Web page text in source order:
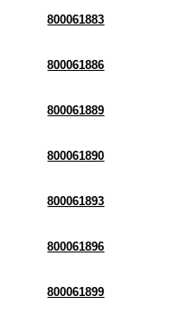
800061883
800061886
800061889
800061890
800061893
800061896
800061899